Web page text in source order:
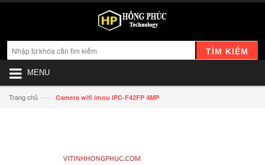
TÌM KIẾM
MENU
Trang chủ —› Camera wifi imou IPC-F42FP 4MP